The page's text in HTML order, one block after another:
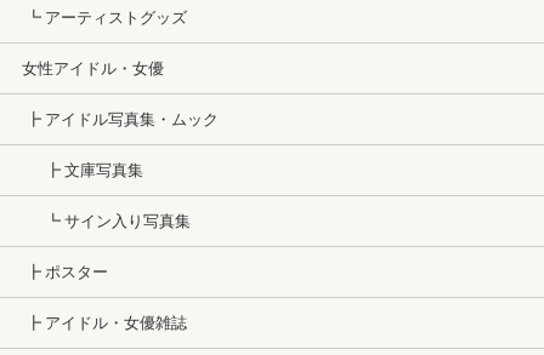
┗ アーティストグッズ
女性アイドル・女優
┣ アイドル写真集・ムック
┣ 文庫写真集
┗ サイン入り写真集
┣ ポスター
┣ アイドル・女優雑誌